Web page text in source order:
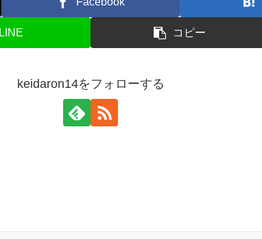
LINE コピー
keidaron14をフォローする